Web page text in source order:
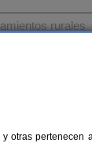
otras pertenecen